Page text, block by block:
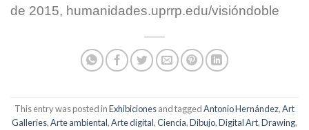
de 2015, humanidades.uprrp.edu/visióndoble
This entry was posted inExhibicionesand taggedAntonio Hernández,Art
Galleries,Arte ambiental,Arte digital,Ciencia,Dibujo,Digital Art,Drawing,